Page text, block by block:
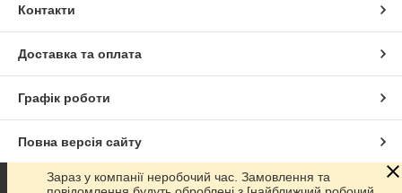
Контакти
Доставка та оплата
Графік роботи
Повна версія сайту
Сайт створено на маркетплейсіProm.ua
Зараз у компанії неробочий час. Замовлення та